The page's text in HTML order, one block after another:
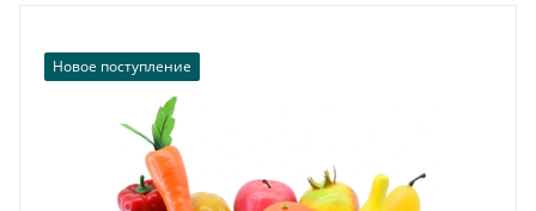
Новое поступление